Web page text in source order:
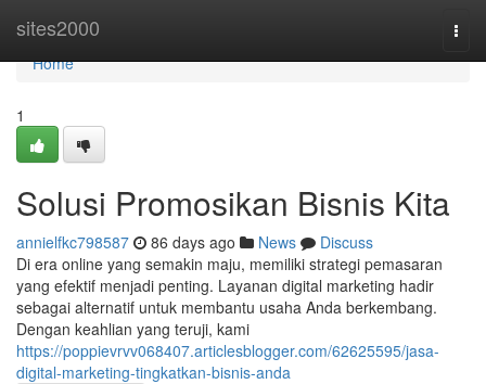
sites2000
Home
Home
1
Solusi Promosikan Bisnis Kita
annielfkc798587 86 days ago News
Discuss
Di era online yang semakin maju, memiliki strategi pemasaran
yang efektif menjadi penting. Layanan digital marketing hadir
sebagai alternatif untuk membantu usaha Anda berkembang.
Dengan keahlian yang teruji, kami
https://poppievrvv068407.articlesblogger.com/62625595/jasa-
digital-marketing-tingkatkan-bisnis-anda